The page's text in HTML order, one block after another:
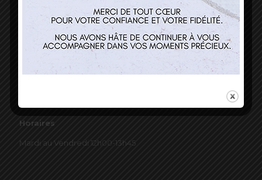
Contact
Horaires
Mardi au Vendredi 12h00-13h45